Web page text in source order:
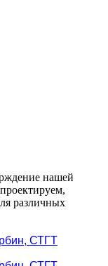
нашей
различных
СТГТ